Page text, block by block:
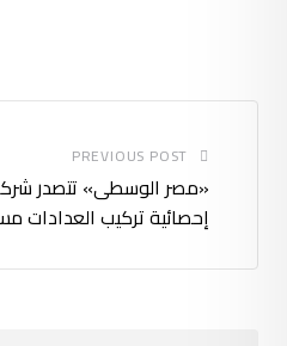
PREVIOUS POST
«مصر الوسطى» تتصدر
إحصائية تركيب العدادات